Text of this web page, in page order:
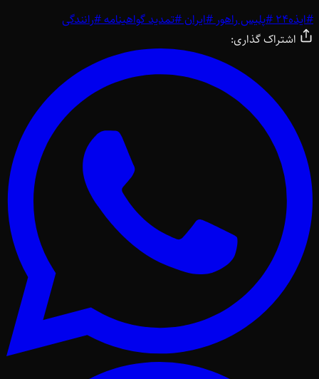
#ایذه24 #پلیس راهور#ایران#تمدید گواهینامه#رانندگی
اشتراک گذاری: